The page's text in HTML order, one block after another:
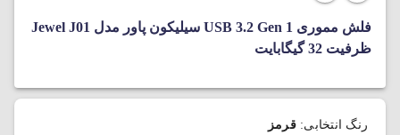
فلش مموری USB 3.2 Gen 1 سیلیکون پاور مدل Jewel J01
ظرفیت 32 گیگابایت
رنگ انتخابی:قرمز